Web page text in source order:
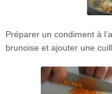
Préparer un condiment à
brunoise et ajouter une